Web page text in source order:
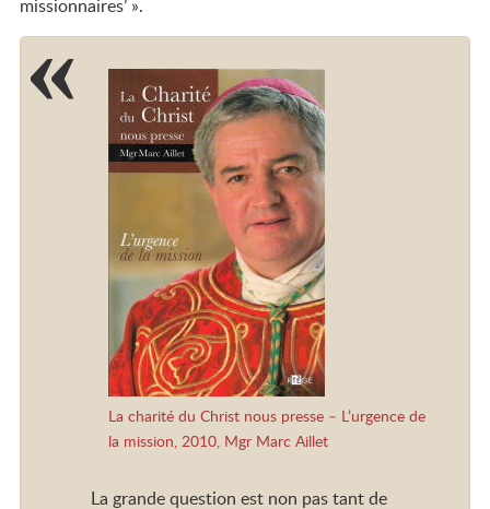
missionnaires’ ».
La charité du Christ nous presse – L’urgence de
la mission, 2010, Mgr Marc Aillet
La grande question est non pas tant de